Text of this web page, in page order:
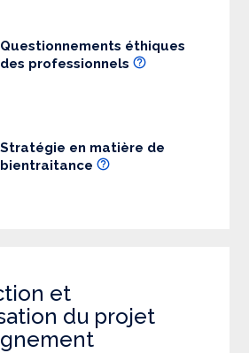
Questionnements éthiques
des professionnels
Stratégie en matière de
bientraitance
et
du projet